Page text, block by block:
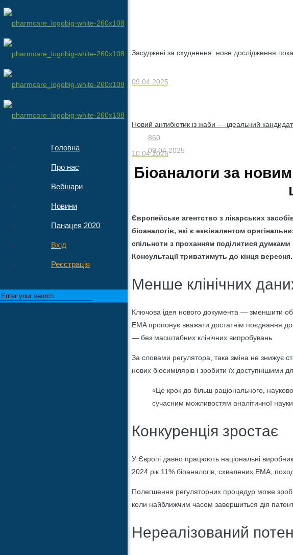
Головна
Про нас
Вебінари
Новини
Панацея 2020
Вхід
Реєстрація
Засуджені за схуднення: нове дослідження
09.04.2025
Новий антибіотик із жаби — ідеальний
10.04.2025
860
09.04.2025
Біоаналоги за
Європейське агентство з лікарських
біоаналогів, які є еквівалентом
спільноти з проханням поділитися
Консультації триватимуть до кінця вересня.
Менше клінічних
Ключова ідея нового документа — зменшити
EMA пропонує вважати достатнім поєднання
— без масштабних клінічних випробувань.
За словами регулятора, така зміна не знижує
нових біосимілярів і зробити їх доступнішими
«Це крок до більш раціонального,
сучасним можливостям аналітичної
Конкуренція зростає
У Європі давно працюють національні
2024 рік 11% біоаналогів, схвалених EMA,
Полегшення регуляторних процедур може
коли найближчим часом завершиться дія
Нереалізований